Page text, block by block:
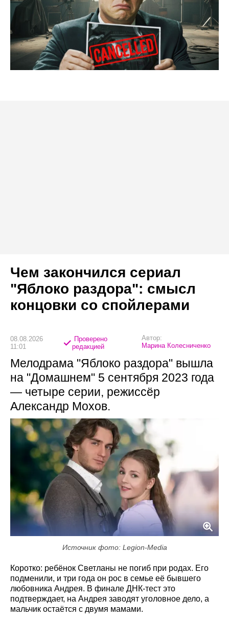
Чем закончился сериал
"Яблоко раздора": смысл
концовки со спойлерами
08.08.2026
11:01
Проверено
редакцией
Автор:
Марина Колесниченко
Мелодрама "Яблоко раздора" вышла
на "Домашнем" 5 сентября 2023 года
— четыре серии, режиссёр
Александр Мохов.
Источник фото: Legion-Media
Коротко: ребёнок Светланы не погиб при родах. Его
подменили, и три года он рос в семье её бывшего
любовника Андрея. В финале ДНК-тест это
подтверждает, на Андрея заводят уголовное дело, а
мальчик остаётся с двумя мамами.